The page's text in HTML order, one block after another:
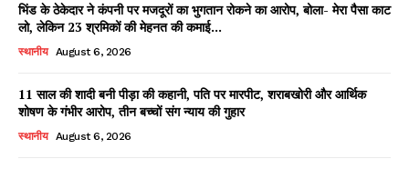
भिंड के ठेकेदार ने कंपनी पर मजदूरों का भुगतान रोकने का आरोप, बोला- मेरा पैसा काट
लो, लेकिन 23 श्रमिकों की मेहनत की कमाई...
स्थानीय August 6, 2026
11 साल की शादी बनी पीड़ा की कहानी, पति पर मारपीट, शराबखोरी और आर्थिक
शोषण के गंभीर आरोप, तीन बच्चों संग न्याय की गुहार
स्थानीय August 6, 2026